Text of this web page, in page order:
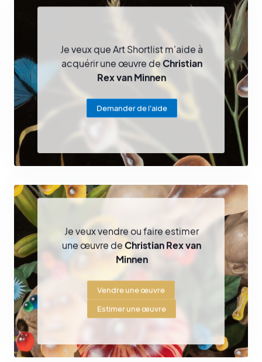
Je veux que Art Shortlist m'aide à
acquérir une œuvre deChristian
Rex van Minnen
Demander de l'aide
Je veux vendre ou faire estimer
une œuvre deChristian Rex van
Minnen
Vendre une œuvre
Estimer une œuvre